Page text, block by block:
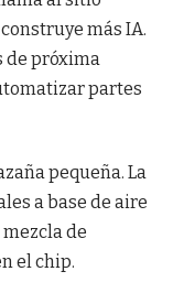
más IA.
de próxima
partes
pequeña. La
a base de aire
de
el chip.